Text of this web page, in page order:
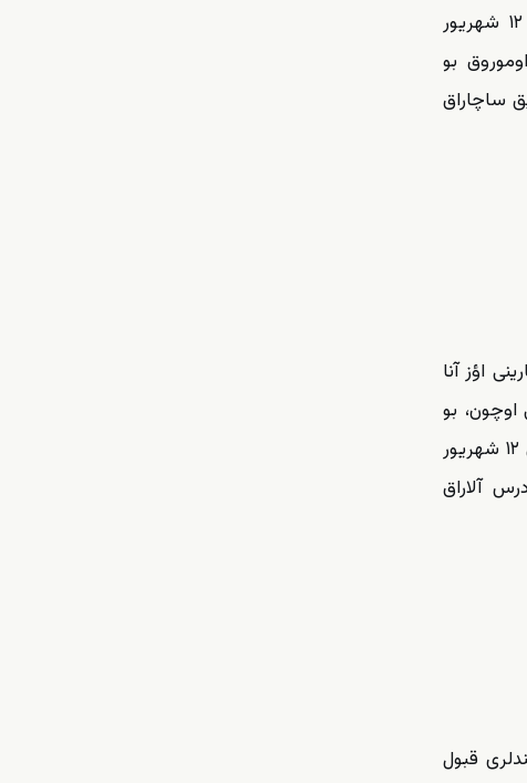
سون وئرمک اوغروندا یارانمیش میللی تشکیلاتلار اولاراق، بیر آرایا گلدیک. اینانیریق بو کئچید دؤنه‌مینده بو گونون ۱۲ شهریور
بو
ساچاراق
اؤز آنا
اوچون، بو
تاریخی وظیفه‌نی یئرینه گتیرمکده میدانا گلیب قهره‌مانلیق گؤسترمه‌نیزی ایسته‌ییریک. بو بیلدیرگه ۱۳۲۴-جو گونش ایلی ۱۲ شهریور
درس آلاراق
قبول